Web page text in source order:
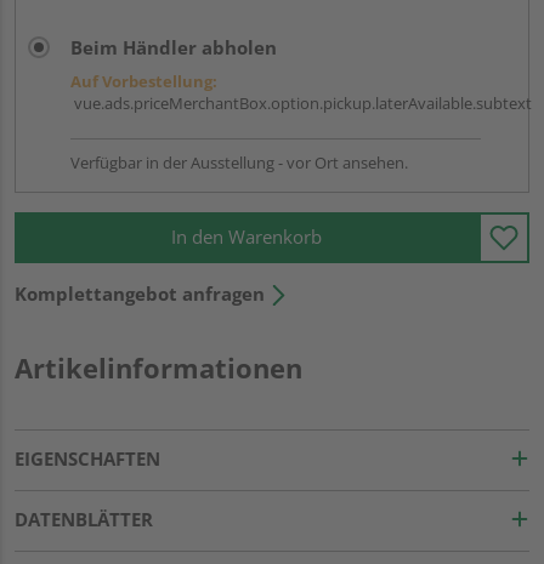
Beim Händler abholen
Auf Vorbestellung:
vue.ads.priceMerchantBox.option.pickup.laterAvailable.subtext
Verfügbar in der Ausstellung - vor Ort ansehen.
In den Warenkorb
Komplettangebot anfragen
Artikelinformationen
EIGENSCHAFTEN
DATENBLÄTTER